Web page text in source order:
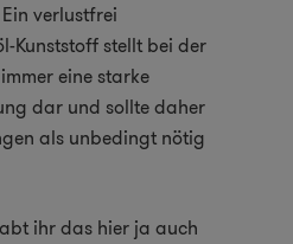
verlustfrei
Kunststoff stellt bei der
eine starke
dar und sollte daher
als unbedingt nötig
ihr das hier ja auch